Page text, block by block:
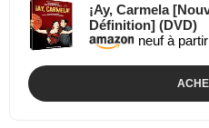
¡Ay, Carmela
Définition] (DVD)
neuf à